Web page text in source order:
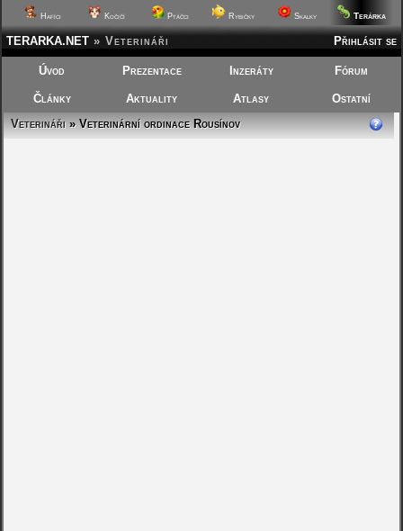
Hafíci Kočičí Ptáčci Rybičky Skalky Terárka
Přihlásit se
TERARKA.NET » Veterináři
Úvod Prezentace Inzeráty Fórum
Články Aktuality Atlasy
Ostatní
Veterináři» Veterinární ordinace Rousínov